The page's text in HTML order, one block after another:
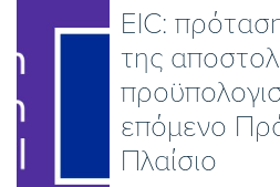
EIC:
της
επόμενο
Πλαίσιο